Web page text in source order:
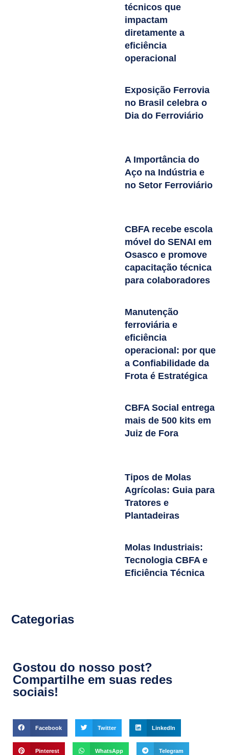
técnicos que
impactam
diretamente a
eficiência
operacional
Exposição Ferrovia
no Brasil celebra o
Dia do Ferroviário
A Importância do
Aço na Indústria e
no Setor Ferroviário
CBFA recebe escola
móvel do SENAI em
Osasco e promove
capacitação técnica
para colaboradores
Manutenção
ferroviária e
eficiência
operacional: por que
a Confiabilidade da
Frota é Estratégica
CBFA Social entrega
mais de 500 kits em
Juiz de Fora
Tipos de Molas
Agrícolas: Guia para
Tratores e
Plantadeiras
Molas Industriais:
Tecnologia CBFA e
Eficiência Técnica
Categorias
Gostou do nosso post?
Compartilhe em suas redes
sociais!
Facebook Twitter LinkedIn
Pinterest WhatsApp Telegram